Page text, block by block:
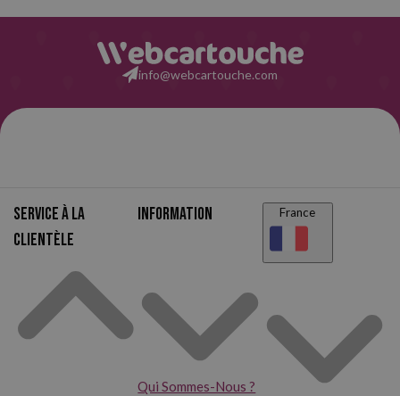
info@webcartouche.com
Service à la
clientèle
Information
Qui Sommes-Nous ?
France